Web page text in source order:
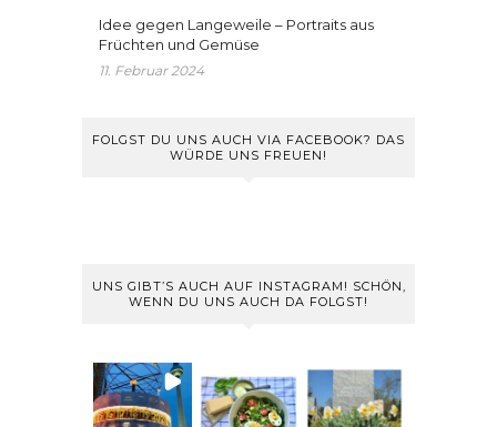
Idee gegen Langeweile – Portraits aus
Früchten und Gemüse
11. Februar 2024
FOLGST DU UNS AUCH VIA FACEBOOK? DAS
WÜRDE UNS FREUEN!
UNS GIBT’S AUCH AUF INSTAGRAM! SCHÖN,
WENN DU UNS AUCH DA FOLGST!